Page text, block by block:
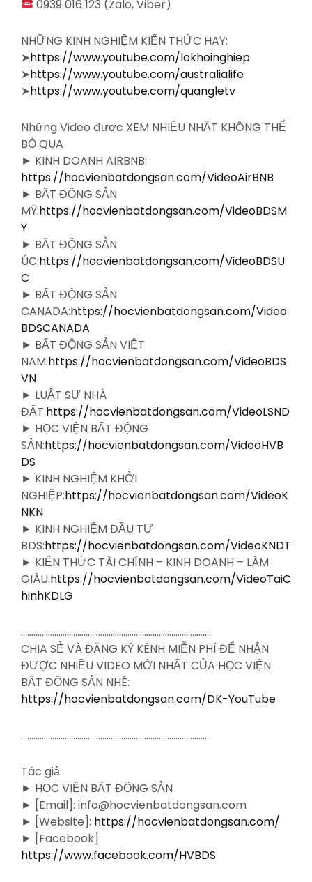
0939 016 123 (Zalo, Viber)
NHỮNG KINH NGHIỆM KIẾN THỨC HAY:
➤https://www.youtube.com/lokhoinghiep
➤https://www.youtube.com/australialife
➤https://www.youtube.com/quangletv
Những Video được XEM NHIỀU NHẤT KHÔNG THỂ
BỎ QUA
► KINH DOANH AIRBNB:
https://hocvienbatdongsan.com/VideoAirBNB
► BẤT ĐỘNG SẢN
MỸ:https://hocvienbatdongsan.com/VideoBDSM
Y
► BẤT ĐỘNG SẢN
ÚC:https://hocvienbatdongsan.com/VideoBDSU
C
► BẤT ĐỘNG SẢN
CANADA:https://hocvienbatdongsan.com/Video
BDSCANADA
► BẤT ĐỘNG SẢN VIỆT
NAM:https://hocvienbatdongsan.com/VideoBDS
VN
► LUẬT SƯ NHÀ
ĐẤT:https://hocvienbatdongsan.com/VideoLSND
► HỌC VIỆN BẤT ĐỘNG
SẢN:https://hocvienbatdongsan.com/VideoHVB
DS
► KINH NGHIỆM KHỞI
NGHIỆP:https://hocvienbatdongsan.com/VideoK
NKN
► KINH NGHIỆM ĐẦU TƯ
BDS:https://hocvienbatdongsan.com/VideoKNDT
► KIẾN THỨC TÀI CHÍNH – KINH DOANH – LÀM
GIÀU:https://hocvienbatdongsan.com/VideoTaiC
hinhKDLG
……………………………………………………………………………….
CHIA SẺ VÀ ĐĂNG KÝ KÊNH MIỄN PHÍ ĐỂ NHẬN
ĐƯỢC NHIỀU VIDEO MỚI NHẤT CỦA HỌC VIỆN
BẤT ĐỘNG SẢN NHÉ:
https://hocvienbatdongsan.com/DK-YouTube
……………………………………………………………………………….
Tác giả:
► HỌC VIỆN BẤT ĐỘNG SẢN
► [Email]: info@hocvienbatdongsan.com
► [Website]: https://hocvienbatdongsan.com/
► [Facebook]:
https://www.facebook.com/HVBDS